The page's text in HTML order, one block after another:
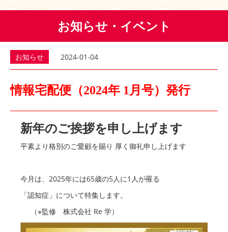
お知らせ・イベント
お知らせ 2024-01-04
情報宅配便（2024年 1月号）発行
新年のご挨拶を申し上げます
平素より格別のご愛顧を賜り 厚く御礼申し上げます
今月は、2025年には65歳の5人に1人が罹る
「認知症」について特集します。
（※監修 株式会社 Re 学）